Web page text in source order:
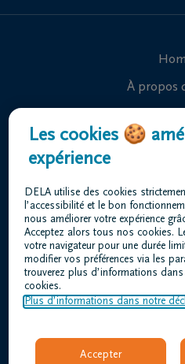
À propos
Organiser
Nos centres
Questions
Conditions
Déclaration
Déclaration
Les cookies 🍪
expérience
DELA utilise des cookies
l’accessibilité et le bon
nous améliorer votre expérience
Acceptez alors tous nos cookies.
votre navigateur pour une durée
modifier vos préférences via les
trouverez plus d’informations
cookies.
Plus d’informations dans notre
Accepter